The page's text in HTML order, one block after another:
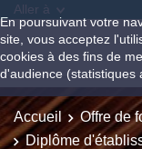
En poursuivant votre
site, vous acceptez
cookies à des fins de
d'audience (statistiques
Aller à
Accueil
Offre de
Diplôme